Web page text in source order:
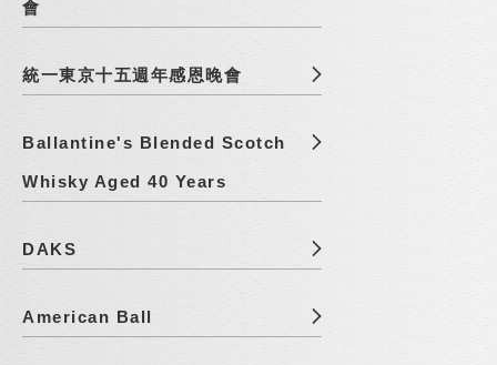
會
統一東京十五週年感恩晚會
Ballantine's Blended Scotch
Whisky Aged 40 Years
DAKS
American Ball